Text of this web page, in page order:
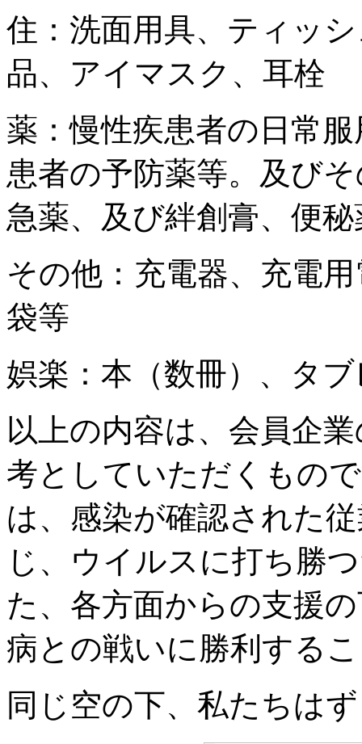
住：洗面用具、ティッ
品、アイマスク、耳栓
薬：慢性疾患者の日常
患者の予防薬等。及び
急薬、及び絆創膏、便
その他：充電器、充電
袋等
娯楽：本（数冊）、タ
以上の内容は、会員企
考としていただくもの
は、感染が確認された
じ、ウイルスに打ち勝
た、各方面からの支援
病との戦いに勝利する
同じ空の下、私たちは